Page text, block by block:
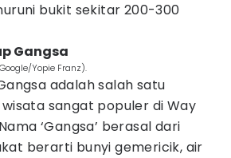
bukit sekitar 200-300
Gangsa
Yopie Franz).
adalah salah satu
sangat populer di Way
‘Gangsa’ berasal dari
berarti bunyi gemericik, air